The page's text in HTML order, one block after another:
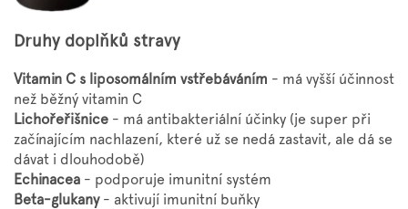
Druhy doplňků stravy
Vitamin C s liposomálním vstřebáváním - má vyšší účinnost
než běžný vitamin C
Lichořeřišnice - má antibakteriální účinky (je super při
začínajícím nachlazení, které už se nedá zastavit, ale dá se
dávat i dlouhodobě)
Echinacea - podporuje imunitní systém
Beta-glukany- aktivují imunitní buňky